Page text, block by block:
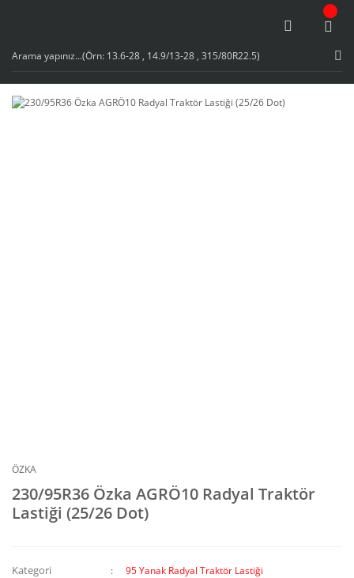
ÖZKA
230/95R36 Özka AGRÖ10 Radyal Traktör
Lastiği (25/26 Dot)
Kategori 95 Yanak Radyal Traktör Lastiği